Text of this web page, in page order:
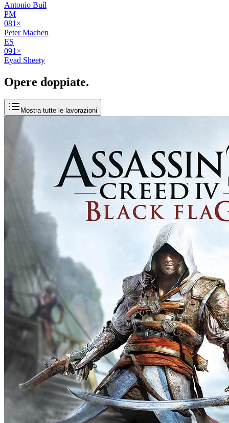
Antonio Buíl
PM
081 ×
Peter Machen
ES
091 ×
Eyad Sheety
Opere doppiate.
Mostra tutte le lavorazioni